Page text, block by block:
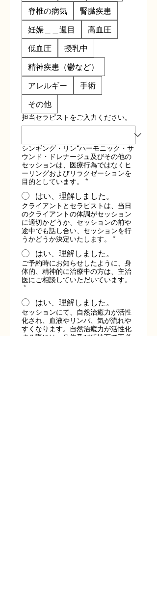
脊椎の病気
腎臓疾患
妊娠＿＿週目
高血圧
低血圧
授乳中
精神疾患（鬱など）
アレルギー
手術
その他
担当セラピストをご入力ください。
シンギング・リン®︎ハーモニック・サ
ウンド・ドレナージュ及びその他の
セッションは、医療行為ではなくヒ
ーリングおよびリラクゼーションを
目的としています。
*
はい、理解しました。
クライアントとセラピストは、当日
のクライアントの体調がセッション
に適切かどうか、セッションの前や
途中でも話し合い、セッションを行
うかどうか決定いたします。
*
はい、理解しました。
ご予約時にお知らせしたように、身
体的、精神的に治療中の方は、主治
医にご相談していただいています。
*
はい、理解しました。
セッションにて、自然治癒力が活性
化され、血液やリンパ、気が流れや
すくなります。自然治癒力が活性化
する際には、身体及び感情面で不必